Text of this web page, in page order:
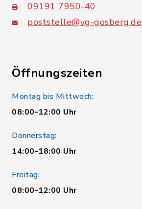
09191 7950-40
poststelle@vg-gosberg.de
Öffnungszeiten
Montag bis Mittwoch:
08:00-12:00 Uhr
Donnerstag:
14:00-18:00 Uhr
Freitag:
08:00-12:00 Uhr